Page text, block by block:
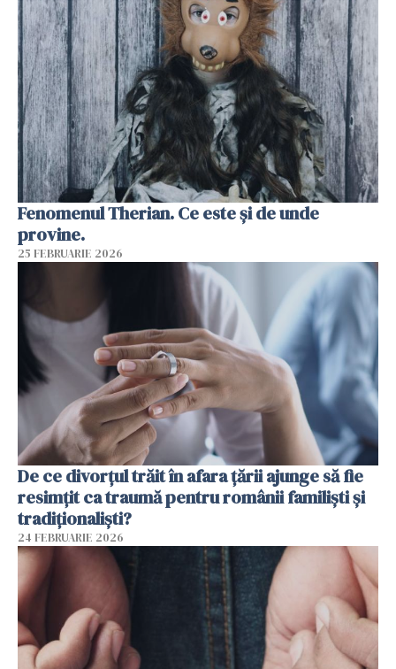
Fenomenul Therian. Ce este și de unde
provine.
25 FEBRUARIE 2026
De ce divorțul trăit în afara țării ajunge să fie
resimțit ca traumă pentru românii familiști și
tradiționaliști?
24 FEBRUARIE 2026